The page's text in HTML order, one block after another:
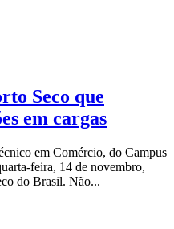
Seco que
em cargas
em Comércio, do Campus
feira, 14 de novembro,
do Brasil. Não...